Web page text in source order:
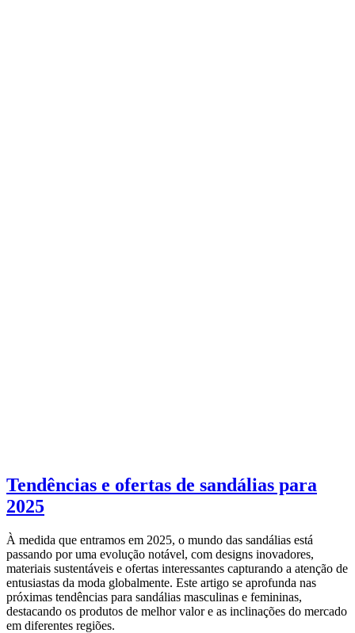
Tendências e ofertas de sandálias para
2025
À medida que entramos em 2025, o mundo das sandálias está
passando por uma evolução notável, com designs inovadores,
materiais sustentáveis e ofertas interessantes capturando a atenção de
entusiastas da moda globalmente. Este artigo se aprofunda nas
próximas tendências para sandálias masculinas e femininas,
destacando os produtos de melhor valor e as inclinações do mercado
em diferentes regiões.